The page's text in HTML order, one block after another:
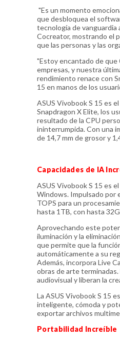
"Es un momento
que desbloquea el
tecnología de vanguardia
Cocreator, mostrando el
que las personas y las
"Estoy encantado de que
empresas, y nuestra
rendimiento renace con
15 en manos de los
ASUS Vivobook S 15 es
Snapdragon X Elite, los
resultado de la CPU
ininterrumpida. Con una
de 14,7 mm de grosor y
Capacidades de IA
ASUS Vivobook S 15 es
Windows. Impulsado por
TOPS para un
hasta 1TB, con hasta
Aprovechando este
iluminación y la
que permite que la
automáticamente a su
Además, incorpora Live
obras de arte
audiovisual y liberan la
La ASUS Vivobook S 15
inteligente, cómoda y
exportar archivos
Portabilidad Increíble